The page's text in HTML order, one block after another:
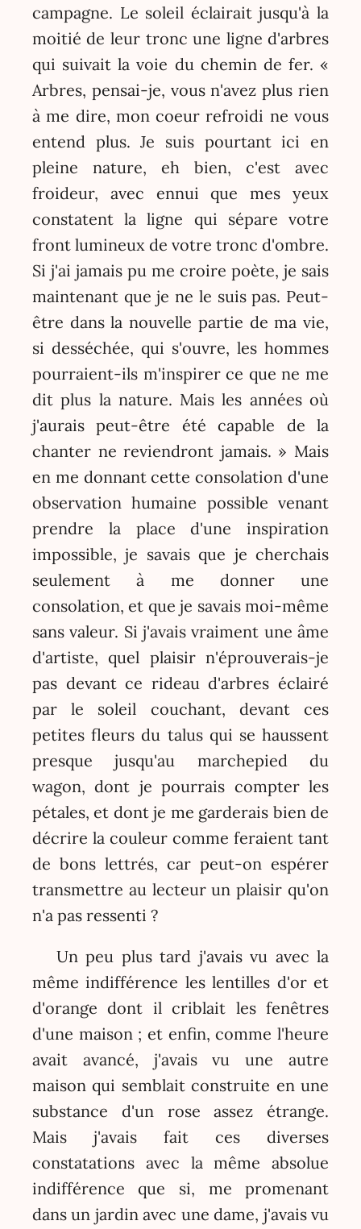
campagne. Le soleil éclairait jusqu'à la
moitié de leur tronc une ligne d'arbres
qui suivait la voie du chemin de fer. «
Arbres, pensai-je, vous n'avez plus rien
à me dire, mon coeur refroidi ne vous
entend plus. Je suis pourtant ici en
pleine nature, eh bien, c'est avec
froideur, avec ennui que mes yeux
constatent la ligne qui sépare votre
front lumineux de votre tronc d'ombre.
Si j'ai jamais pu me croire poète, je sais
maintenant que je ne le suis pas. Peut-
être dans la nouvelle partie de ma vie,
si desséchée, qui s'ouvre, les hommes
pourraient-ils m'inspirer ce que ne me
dit plus la nature. Mais les années où
j'aurais peut-être été capable de la
chanter ne reviendront jamais. » Mais
en me donnant cette consolation d'une
observation humaine possible venant
prendre la place d'une inspiration
impossible, je savais que je cherchais
seulement à me donner une
consolation, et que je savais moi-même
sans valeur. Si j'avais vraiment une âme
d'artiste, quel plaisir n'éprouverais-je
pas devant ce rideau d'arbres éclairé
par le soleil couchant, devant ces
petites fleurs du talus qui se haussent
presque jusqu'au marchepied du
wagon, dont je pourrais compter les
pétales, et dont je me garderais bien de
décrire la couleur comme feraient tant
de bons lettrés, car peut-on espérer
transmettre au lecteur un plaisir qu'on
n'a pas ressenti ?
Un peu plus tard j'avais vu avec la
même indifférence les lentilles d'or et
d'orange dont il criblait les fenêtres
d'une maison ; et enfin, comme l'heure
avait avancé, j'avais vu une autre
maison qui semblait construite en une
substance d'un rose assez étrange.
Mais j'avais fait ces diverses
constatations avec la même absolue
indifférence que si, me promenant
dans un jardin avec une dame, j'avais vu